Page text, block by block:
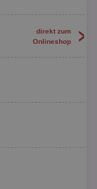
direkt zum
Onlineshop
>